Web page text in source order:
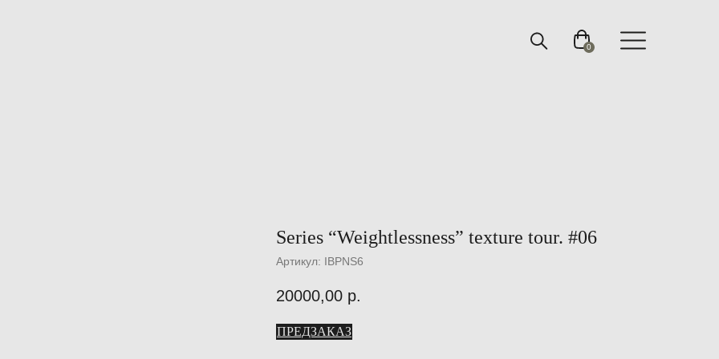
0
Series “Weightlessness” texture tour. #06
Артикул: IBPNS6
20000,00 р.
ПРЕДЗАКАЗ